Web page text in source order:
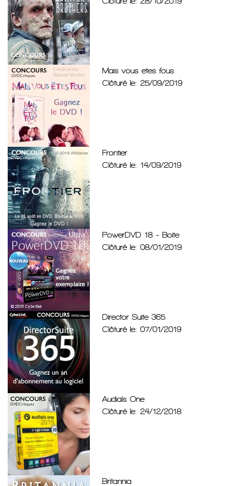
Mais vous etes fous
Clôturé le: 25/09/2019
Frontier
Clôturé le: 14/09/2019
PowerDVD 18 - Boite
Clôturé le: 08/01/2019
Director Suite 365
Clôturé le: 07/01/2019
Audials One
Clôturé le: 24/12/2018
Britannia